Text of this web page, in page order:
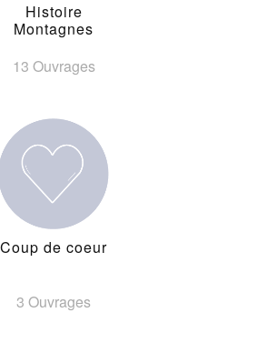
Histoire
Montagnes
13 Ouvrages
Coup de coeur
3 Ouvrages